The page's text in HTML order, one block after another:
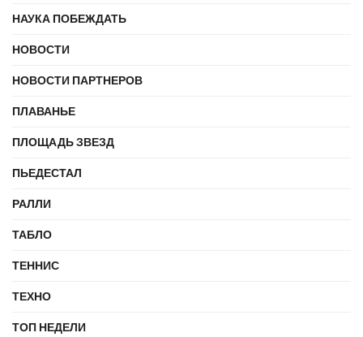
НАУКА ПОБЕЖДАТЬ
НОВОСТИ
НОВОСТИ ПАРТНЕРОВ
ПЛАВАНЬЕ
ПЛОЩАДЬ ЗВЕЗД
ПЬЕДЕСТАЛ
РАЛЛИ
ТАБЛО
ТЕННИС
ТЕХНО
ТОП НЕДЕЛИ